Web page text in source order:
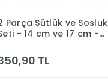
Parça Sütlük ve Sosluk
- 14 cm ve 17 cm -
TL